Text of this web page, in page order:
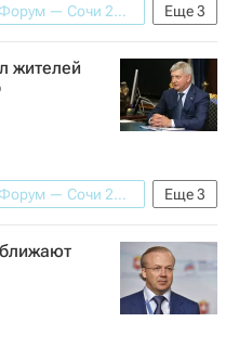
Еще3
Российский Инвестиционный Форум — Сочи 2019
область
жителей
Еще3
Российский Инвестиционный Форум — Сочи 2019